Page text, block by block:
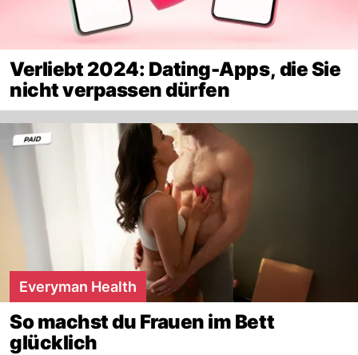
Verliebt 2024: Dating-Apps, die Sie
nicht verpassen dürfen
Everyman Health
So machst du Frauen im Bett
glücklich